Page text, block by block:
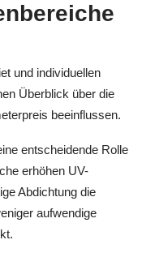
und individuellen
Überblick über die
beeinflussen.
entscheidende Rolle
erhöhen UV-
Abdichtung die
aufwendige